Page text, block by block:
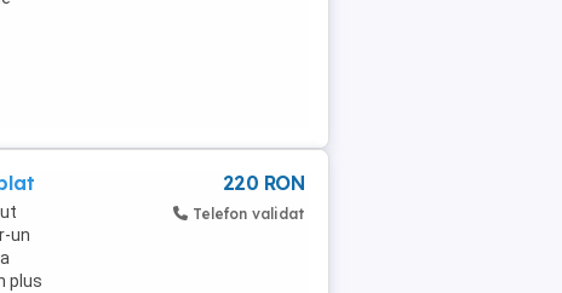
un
plus
220 RON
Telefon validat